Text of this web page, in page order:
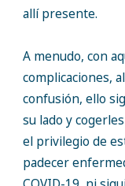
allí presente.
A menudo, con
complicaciones,
confusión, ello
su lado y
el privilegio de
padecer